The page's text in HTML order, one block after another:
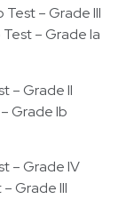
Test – Grade III
– Grade Ia
– Grade II
Grade Ib
– Grade IV
Grade III